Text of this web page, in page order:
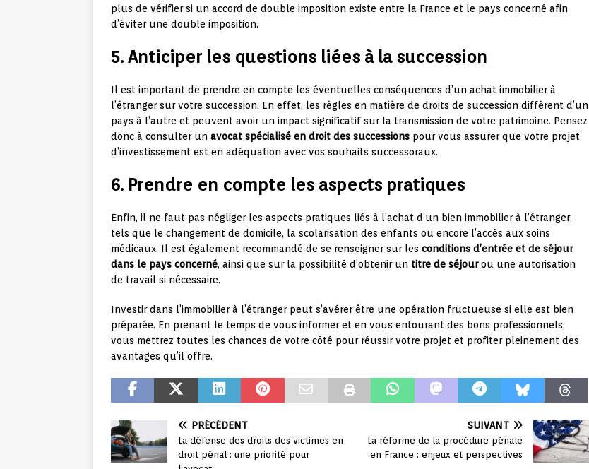
plus de vérifier si un accord de double imposition existe entre la France et le pays concerné afin
d’éviter une double imposition.
5. Anticiper les questions liées à la succession
Il est important de prendre en compte les éventuelles conséquences d’un achat immobilier à
l’étranger sur votre succession. En effet, les règles en matière de droits de succession diffèrent d’un
pays à l’autre et peuvent avoir un impact significatif sur la transmission de votre patrimoine. Pensez
donc à consulter un avocat spécialisé en droit des successions pour vous assurer que votre projet
d’investissement est en adéquation avec vos souhaits successoraux.
6. Prendre en compte les aspects pratiques
Enfin, il ne faut pas négliger les aspects pratiques liés à l’achat d’un bien immobilier à l’étranger,
tels que le changement de domicile, la scolarisation des enfants ou encore l’accès aux soins
médicaux. Il est également recommandé de se renseigner sur les conditions d’entrée et de séjour
dans le pays concerné, ainsi que sur la possibilité d’obtenir un titre de séjourou une autorisation
de travail si nécessaire.
Investir dans l’immobilier à l’étranger peut s’avérer être une opération fructueuse si elle est bien
préparée. En prenant le temps de vous informer et en vous entourant des bons professionnels,
vous mettrez toutes les chances de votre côté pour réussir votre projet et profiter pleinement des
avantages qu’il offre.
PRÉCÉDENT
La défense des droits des victimes en
droit pénal : une priorité pour
SUIVANT
La réforme de la procédure pénale
en France : enjeux et perspectives